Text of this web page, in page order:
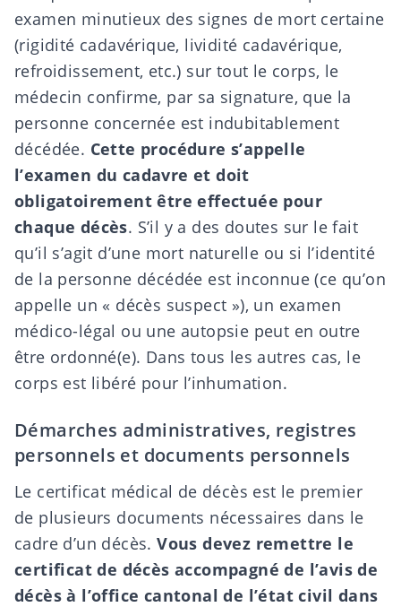
examen minutieux des signes de mort certaine
(rigidité cadavérique, lividité cadavérique,
refroidissement, etc.) sur tout le corps, le
médecin confirme, par sa signature, que la
personne concernée est indubitablement
décédée. Cette procédure s’appelle
l’examen du cadavre et doit
obligatoirement être effectuée pour
chaque décès. S’il y a des doutes sur le fait
qu’il s’agit d’une mort naturelle ou si l’identité
de la personne décédée est inconnue (ce qu’on
appelle un « décès suspect »), un examen
médico-légal ou une autopsie peut en outre
être ordonné(e). Dans tous les autres cas, le
corps est libéré pour l’inhumation.
Démarches administratives, registres
personnels et documents personnels
Le certificat médical de décès est le premier
de plusieurs documents nécessaires dans le
cadre d’un décès.Vous devez remettre le
certificat de décès accompagné de l’avis de
décès à l’office cantonal de l’état civil dans